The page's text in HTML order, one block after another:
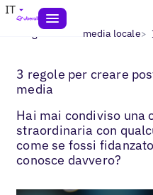
IT
Blogs> Social media locale>
3 regole per creare
media
Hai mai condiviso una
straordinaria con
come se fossi
conosce davvero?